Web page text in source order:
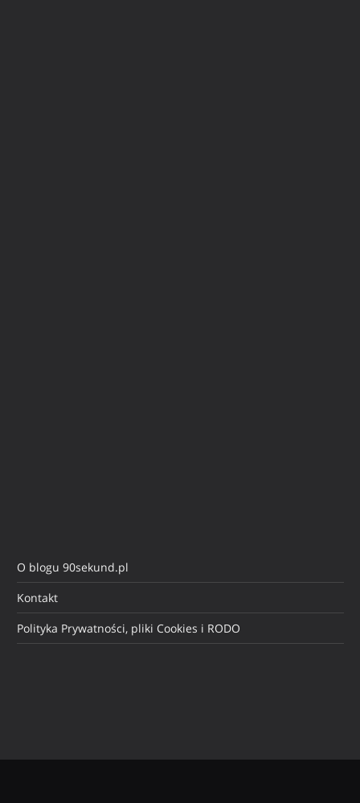
O blogu 90sekund.pl
Kontakt
Polityka Prywatności, pliki Cookies i RODO